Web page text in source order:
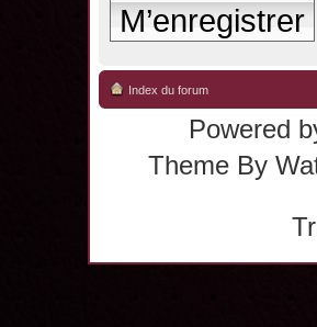
M’enregistrer
Index du forum
Powered
Theme By